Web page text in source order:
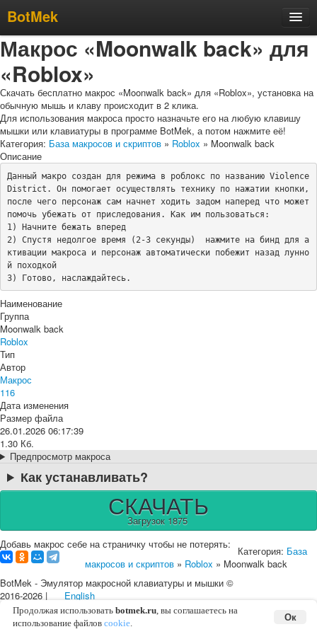
BotMek
Скачать
Обзор
Обновления
Инструкция
Статьи
Бесплатные макросы
Тарифы
Отзывы
Поддержка
Форум
Макрос «Moonwalk back» для
«Roblox»
Скачать бесплатно макрос «Moonwalk back» для «Roblox», установка на
обычную мышь и клаву происходит в 2 клика.
Для использования макроса просто назначьте его на любую клавишу
мышки или клавиатуры в программе BotMek, а потом нажмите её!
Категория: База макросов и скриптов » Roblox » Moonwalk back
Описание
Данный макро создан для режима в роблокс по названию Violence
District. Он помогает осуществлять технику по нажатии кнопки,
после чего персонаж сам начнет ходить задом наперед что может
помочь убежать от приследования. Как им пользоваться:
1) Начните бежать вперед
2) Спустя недолгое время (2-3 секунды)  нажмите на бинд для а
ктивации макроса и персонаж автоматически побежит назад лунно
й походкой
3) Готово, наслаждайтесь.
Наименование
Группа
Moonwalk back
Roblox
Тип
Автор
Макрос
116
Дата изменения
Размер файла
26.01.2026 06:17:39
1.30 Кб.
Предпросмотр макроса
Как устанавливать?
СКАЧАТЬ
Загрузок 1875
Добавь макрос себе на страничку чтобы не потерять:
Категория: База
макросов и скриптов » Roblox » Moonwalk back
BotMek - Эмулятор макросной клавиатуры и мышки ©
2016-2026 |
English
Карта сайта Соглашение с пользователем